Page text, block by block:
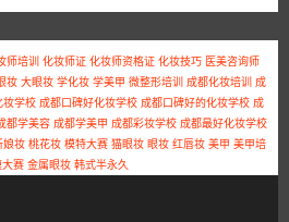
师培训 化妆师证 化妆师资格证 化妆技巧 医美咨询师
妆 大眼妆 学化妆 学美甲 微整形培训 成都化妆培训
成
妆学校 成都口碑好化妆学校 成都口碑好的化妆学校 成
都学美容 成都学美甲 成都彩妆学校 成都最好化妆学校
娘妆 桃花妆 模特大赛 猫眼妆 眼妆 红唇妆 美甲 美甲培
大赛 金属眼妆 韩式半永久